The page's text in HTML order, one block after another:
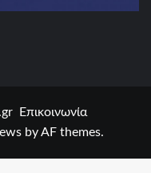
Επικοινωνία
by AF themes.